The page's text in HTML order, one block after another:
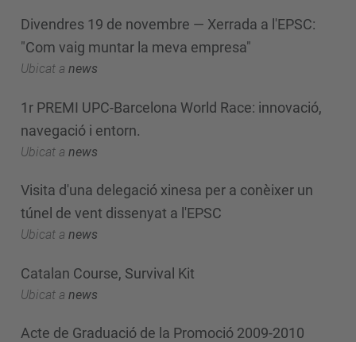
Divendres 19 de novembre — Xerrada a l'EPSC:
"Com vaig muntar la meva empresa"
Ubicat a news
1r PREMI UPC-Barcelona World Race: innovació,
navegació i entorn.
Ubicat a news
Visita d'una delegació xinesa per a conèixer un
túnel de vent dissenyat a l'EPSC
Ubicat a news
Catalan Course, Survival Kit
Ubicat a news
Acte de Graduació de la Promoció 2009-2010